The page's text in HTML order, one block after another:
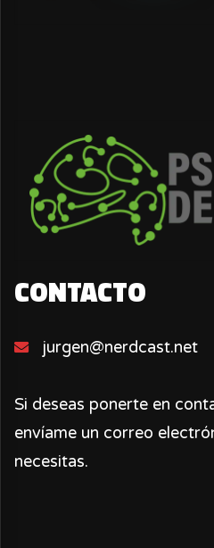
CONTACTO
jurgen@nerdcast.net
Si deseas ponerte en
envíame un correo
necesitas.